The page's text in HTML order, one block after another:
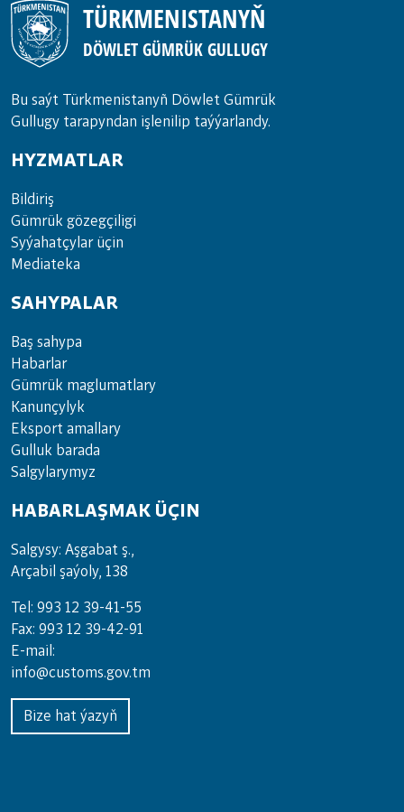
TÜRKMENISTANYŇ
DÖWLET GÜMRÜK GULLUGY
Bu saýt Türkmenistanyñ Döwlet Gümrük
Gullugy tarapyndan işlenilip taýýarlandy.
HYZMATLAR
Bil­di­riş
Güm­rük gö­zeg­çi­li­gi
Sy­ýa­hat­çy­lar ü­çin
Media­teka
SAHYPALAR
Baş sahypa
Habarlar
Gümrük maglumatlary
Kanunçylyk
Eksport amallary
Gulluk barada
Salgylarymyz
HABARLAŞMAK ÜÇIN
Salgysy: Aşgabat ş.,
Arçabil şaýoly, 138
Tel: 993 12 39-41-55
Fax: 993 12 39-42-91
E-mail:
info@customs.gov.tm
Bize hat ýazyň